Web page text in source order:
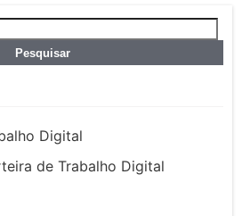
Digital
de Trabalho Digital